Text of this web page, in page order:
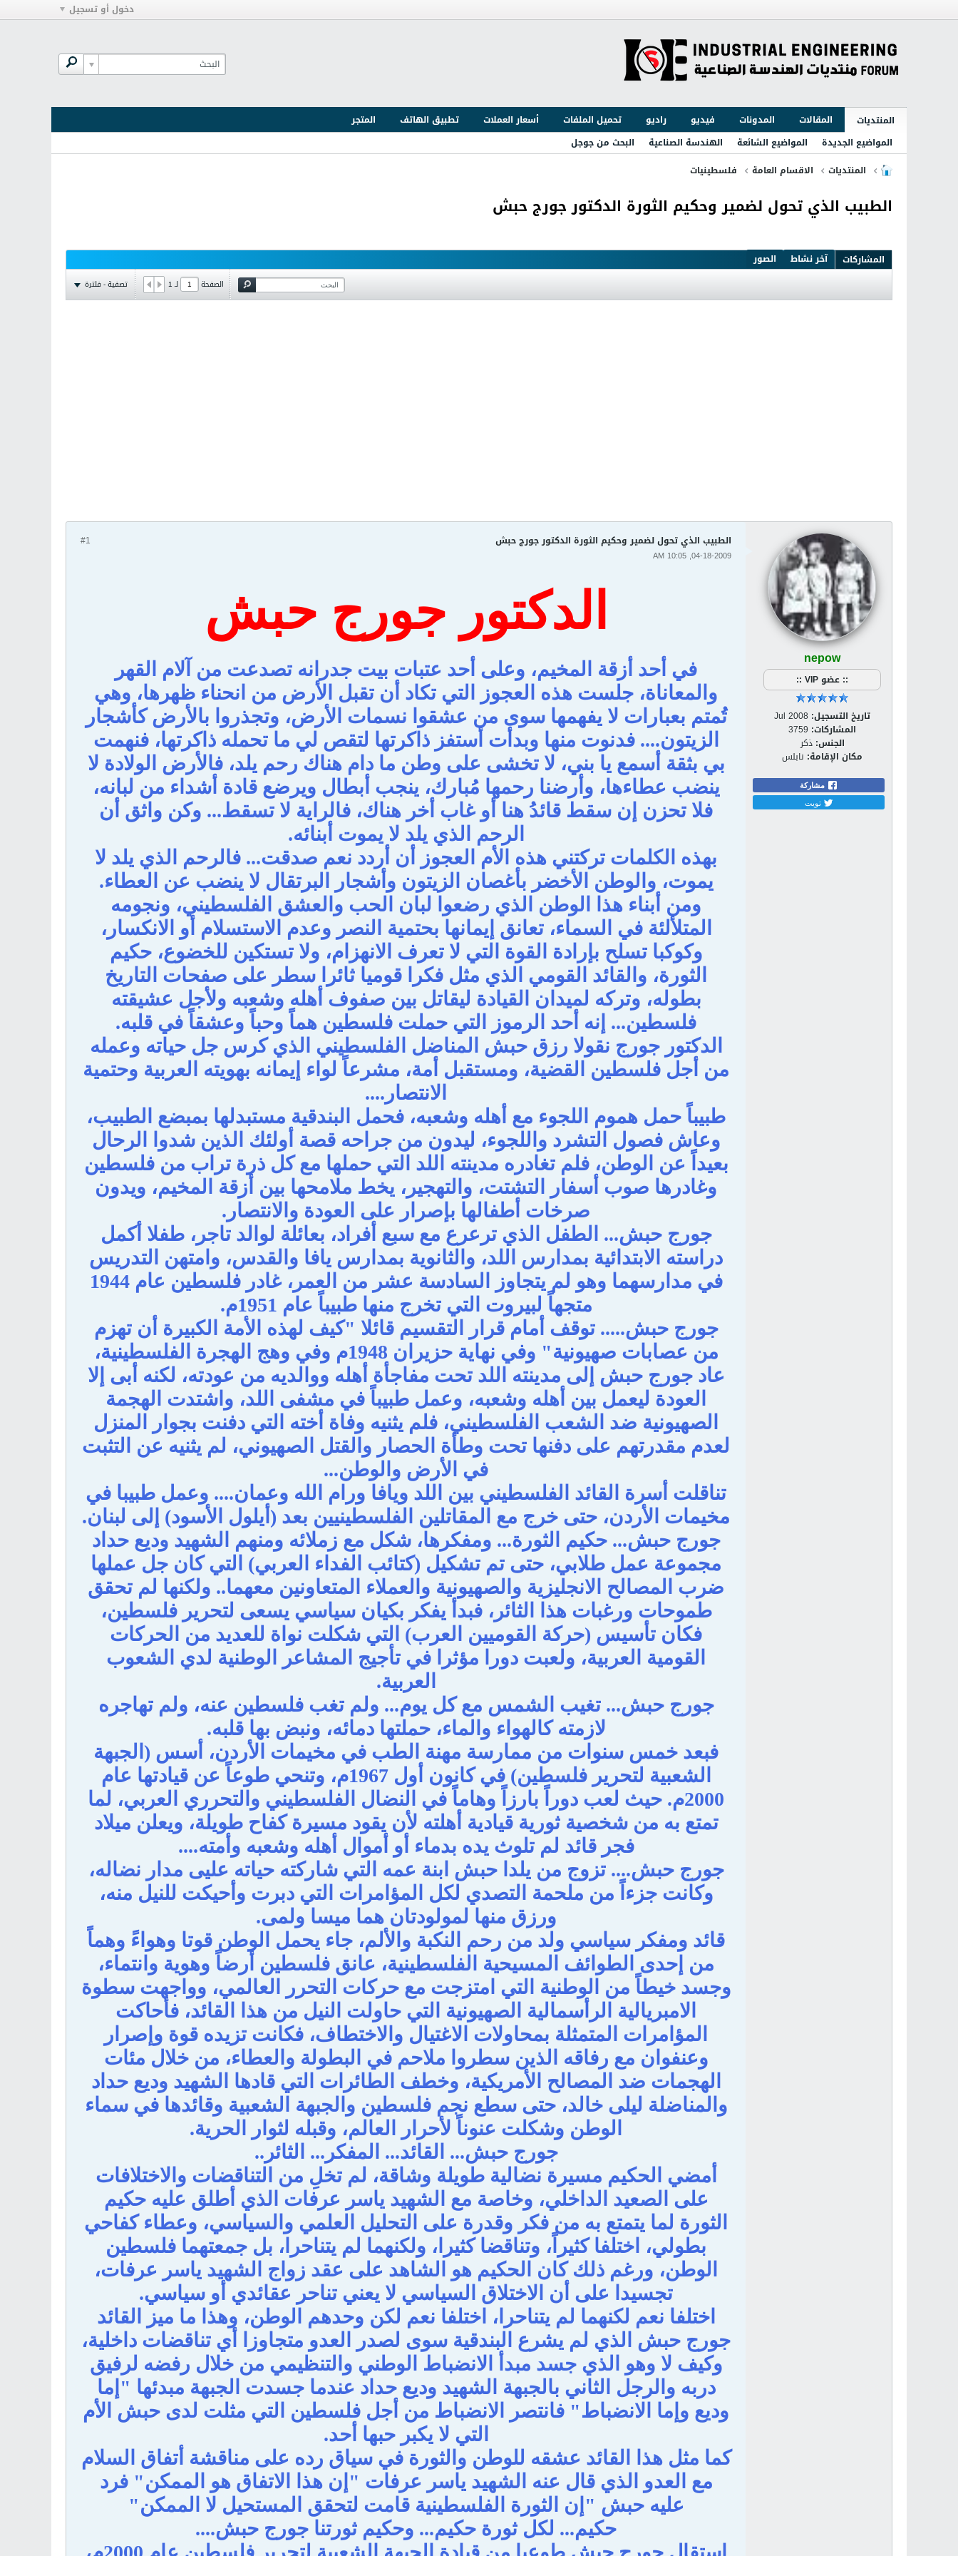
دخول أو تسجيل
المنتديات المقالات المدونات فيديو راديو تحميل الملفات أسعار العملات تطبيق الهاتف
المتجر
المواضيع الجديدة
المواضيع الشائعة الهندسة الصناعية
البحث من جوجل
المنتديات
الاقسام العامة فلسطينيات
الطبيب الذي تحول لضمير وحكيم الثورة الدكتور جورج حبش
المشاركات آخر نشاط الصور
الصفحة لـ1 تصفية - فلترة
nepow
:: عضو VIP ::
تاريخ التسجيل: Jul 2008
المشاركات: 3759
الجنس: ذكر
مكان الإقامة: نابلس
مشاركة
تويت
#1 الطبيب الذي تحول لضمير وحكيم الثورة الدكتور جورج حبش
04-18-2009, 10:05 AM
الدكتور جورج حبش
في أحد أزقة المخيم، وعلى أحد عتبات بيت جدرانه تصدعت من آلام القهر
والمعاناة، جلست هذه العجوز التي تكاد أن تقبل الأرض من انحناء ظهرها، وهي
تُمتم بعبارات لا يفهمها سوى من عشقوا نسمات الأرض، وتجذروا بالأرض كأشجار
الزيتون.... فدنوت منها وبدأت أستفز ذاكرتها لتقص لي ما تحمله ذاكرتها، فنهمت
بي بثقة أسمع يا بني، لا تخشى على وطن ما دام هناك رحم يلد، فالأرض الولادة لا
ينضب عطاءها، وأرضنا رحمها مُبارك، ينجب أبطال ويرضع قادة أشداء من لبانه،
فلا تحزن إن سقط قائدُ هنا أو غاب أخر هناك، فالراية لا تسقط... وكن واثق أن
الرحم الذي يلد لا يموت أبنائه.
بهذه الكلمات تركتني هذه الأم العجوز أن أردد نعم صدقت... فالرحم الذي يلد لا
يموت، والوطن الأخضر بأغصان الزيتون وأشجار البرتقال لا ينضب عن العطاء.
ومن أبناء هذا الوطن الذي رضعوا لبان الحب والعشق الفلسطيني، ونجومه
المتلألئة في السماء، تعانق إيمانها بحتمية النصر وعدم الاستسلام أو الانكسار،
وكوكبا تسلح بإرادة القوة التي لا تعرف الانهزام، ولا تستكين للخضوع، حكيم
الثورة، والقائد القومي الذي مثل فكرا قوميا ثائرا سطر على صفحات التاريخ
بطوله، وتركه لميدان القيادة ليقاتل بين صفوف أهله وشعبه ولأجل عشيقته
فلسطين... إنه أحد الرموز التي حملت فلسطين هماً وحباً وعشقاً في قلبه.
الدكتور جورج نقولا رزق حبش المناضل الفلسطيني الذي كرس جل حياته وعمله
من أجل فلسطين القضية، ومستقبل أمة، مشرعاً لواء إيمانه بهويته العربية وحتمية
الانتصار....
طبيباً حمل هموم اللجوء مع أهله وشعبه، فحمل البندقية مستبدلها بمبضع الطبيب،
وعاش فصول التشرد واللجوء، ليدون من جراحه قصة أولئك الذين شدوا الرحال
بعيداً عن الوطن، فلم تغادره مدينته اللد التي حملها مع كل ذرة تراب من فلسطين
وغادرها صوب أسفار التشتت، والتهجير، يخط ملامحها بين أزقة المخيم، ويدون
صرخات أطفالها بإصرار على العودة والانتصار.
جورج حبش... الطفل الذي ترعرع مع سبع أفراد، بعائلة لوالد تاجر، طفلا أكمل
دراسته الابتدائية بمدارس اللد، والثانوية بمدارس يافا والقدس، وامتهن التدريس
في مدارسهما وهو لم يتجاوز السادسة عشر من العمر، غادر فلسطين عام 1944
متجهاً لبيروت التي تخرج منها طبيباً عام 1951م.
جورج حبش..... توقف أمام قرار التقسيم قائلا "كيف لهذه الأمة الكبيرة أن تهزم
من عصابات صهيونية" وفي نهاية حزيران 1948م وفي وهج الهجرة الفلسطينية،
عاد جورج حبش إلى مدينته اللد تحت مفاجأة أهله ووالديه من عودته، لكنه أبى إلا
العودة ليعمل بين أهله وشعبه، وعمل طبيباً في مشفى اللد، واشتدت الهجمة
الصهيونية ضد الشعب الفلسطيني، فلم يثنيه وفاة أخته التي دفنت بجوار المنزل
لعدم مقدرتهم على دفنها تحت وطأة الحصار والقتل الصهيوني، لم يثنيه عن التثبت
في الأرض والوطن...
تناقلت أسرة القائد الفلسطيني بين اللد ويافا ورام الله وعمان.... وعمل طبيبا في
مخيمات الأردن، حتى خرج مع المقاتلين الفلسطينيين بعد (أيلول الأسود) إلى لبنان.
جورج حبش... حكيم الثورة... ومفكرها، شكل مع زملائه ومنهم الشهيد وديع حداد
مجموعة عمل طلابي، حتى تم تشكيل (كتائب الفداء العربي) التي كان جل عملها
ضرب المصالح الانجليزية والصهيونية والعملاء المتعاونين معهما.. ولكنها لم تحقق
طموحات ورغبات هذا الثائر، فبدأ يفكر بكيان سياسي يسعى لتحرير فلسطين،
فكان تأسيس (حركة القوميين العرب) التي شكلت نواة للعديد من الحركات
القومية العربية، ولعبت دورا مؤثرا في تأجيج المشاعر الوطنية لدي الشعوب
العربية.
جورج حبش... تغيب الشمس مع كل يوم... ولم تغب فلسطين عنه، ولم تهاجره
لازمته كالهواء والماء، حملتها دمائه، ونبض بها قلبه.
فبعد خمس سنوات من ممارسة مهنة الطب في مخيمات الأردن، أسس (الجبهة
الشعبية لتحرير فلسطين) في كانون أول 1967م، وتنحي طوعاً عن قيادتها عام
2000م. حيث لعب دوراً بارزاً وهاماً في النضال الفلسطيني والتحرري العربي، لما
تمتع به من شخصية ثورية قيادية أهلته لأن يقود مسيرة كفاح طويلة، ويعلن ميلاد
فجر قائد لم تلوث يده بدماء أو أموال أهله وشعبه وأمته....
جورج حبش.... تزوج من يلدا حبش ابنة عمه التي شاركته حياته عليى مدار نضاله،
وكانت جزءاً من ملحمة التصدي لكل المؤامرات التي دبرت وأحيكت للنيل منه،
ورزق منها لمولودتان هما ميسا ولمى.
قائد ومفكر سياسي ولد من رحم النكبة والألم، جاء يحمل الوطن قوتا وهواءً وهماً
من إحدى الطوائف المسيحية الفلسطينية، عانق فلسطين أرضاً وهوية وانتماء،
وجسد خيطاً من الوطنية التي امتزجت مع حركات التحرر العالمي، وواجهت سطوة
الامبريالية الرأسمالية الصهيونية التي حاولت النيل من هذا القائد، فأحاكت
المؤامرات المتمثلة بمحاولات الاغتيال والاختطاف، فكانت تزيده قوة وإصرار
وعنفوان مع رفاقه الذين سطروا ملاحم في البطولة والعطاء، من خلال مئات
الهجمات ضد المصالح الأمريكية، وخطف الطائرات التي قادها الشهيد وديع حداد
والمناضلة ليلى خالد، حتى سطع نجم فلسطين والجبهة الشعبية وقائدها في سماء
الوطن وشكلت عنوناً لأحرار العالم، وقبله لثوار الحرية.
جورج حبش... القائد... المفكر... الثائر..
أمضي الحكيم مسيرة نضالية طويلة وشاقة، لم تخلِ من التناقضات والاختلافات
على الصعيد الداخلي، وخاصة مع الشهيد ياسر عرفات الذي أطلق عليه حكيم
الثورة لما يتمتع به من فكر وقدرة على التحليل العلمي والسياسي، وعطاء كفاحي
بطولي، اختلفا كثيراً، وتناقضا كثيرا، ولكنهما لم يتناحرا، بل جمعتهما فلسطين
الوطن، ورغم ذلك كان الحكيم هو الشاهد على عقد زواج الشهيد ياسر عرفات،
تجسيدا على أن الاختلاق السياسي لا يعني تناحر عقائدي أو سياسي.
اختلفا نعم لكنهما لم يتناحرا، اختلفا نعم لكن وحدهم الوطن، وهذا ما ميز القائد
جورج حبش الذي لم يشرع البندقية سوى لصدر العدو متجاوزا أي تناقضات داخلية،
وكيف لا وهو الذي جسد مبدأ الانضباط الوطني والتنظيمي من خلال رفضه لرفيق
دربه والرجل الثاني بالجبهة الشهيد وديع حداد عندما جسدت الجبهة مبدئها "إما
وديع وإما الانضباط" فانتصر الانضباط من أجل فلسطين التي مثلت لدى حبش الأم
التي لا يكبر حبها أحد.
كما مثل هذا القائد عشقه للوطن والثورة في سياق رده على مناقشة أتفاق السلام
مع العدو الذي قال عنه الشهيد ياسر عرفات "إن هذا الاتفاق هو الممكن" فرد
عليه حبش "إن الثورة الفلسطينية قامت لتحقق المستحيل لا الممكن"
حكيم... لكل ثورة حكيم... وحكيم ثورتنا جورج حبش....